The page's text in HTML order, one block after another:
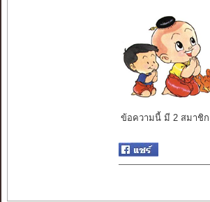
ข้อความนี้ มี 2 สมาชิ